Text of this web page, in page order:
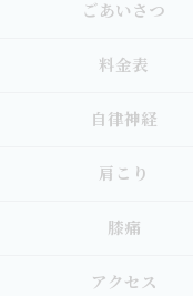
ごあいさつ
料金表
自律神経
肩こり
膝痛
アクセス